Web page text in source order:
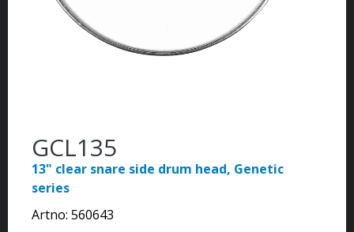
GCL135
13" clear snare side drum head, Genetic
series
Artno: 560643